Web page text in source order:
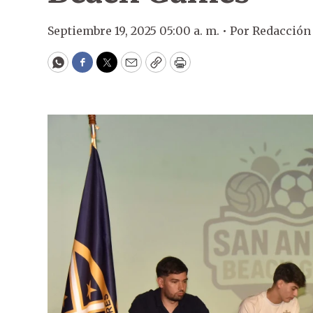
Septiembre 19, 2025 05:00 a. m. • Por Redacción
WhatsApp
Facebook
Twitter
EmailCopyPrint